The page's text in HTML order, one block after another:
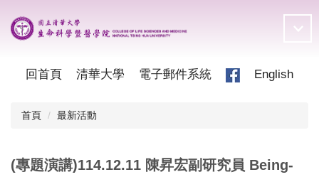
到
主
回首頁 清華大學 電子郵件系統 English
首頁 最新活動
(專題演講)114.12.11 陳昇宏副研究員 Being-